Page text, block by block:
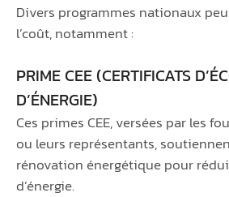
Divers programmes nationaux
l’coût, notamment :
PRIME CEE (CERTIFICATS
D’ÉNERGIE)
Ces primes CEE, versées par les
ou leurs représentants,
rénovation énergétique pour
d’énergie.